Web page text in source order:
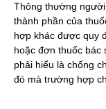
Thông thường
thành phần của
hợp khác được quy
hoặc đơn thuốc bác
phải hiểu là chống
đó mà trường hợp